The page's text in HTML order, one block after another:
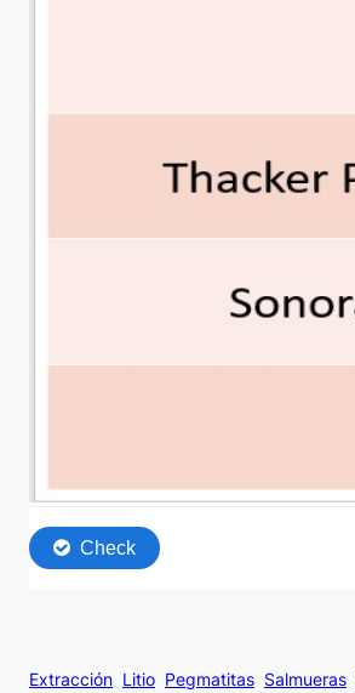
Extracción Litio Pegmatitas Salmueras